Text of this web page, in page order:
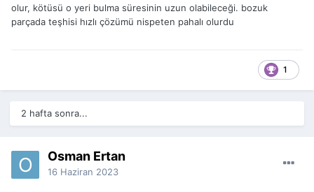
olur, kötüsü o yeri bulma süresinin uzun olabileceği. bozuk
parçada teşhisi hızlı çözümü nispeten pahalı olurdu
1
2 hafta sonra...
Osman Ertan
16 Haziran 2023